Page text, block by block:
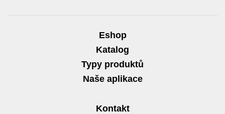
Eshop
Katalog
Typy produktů
Naše aplikace
Kontakt